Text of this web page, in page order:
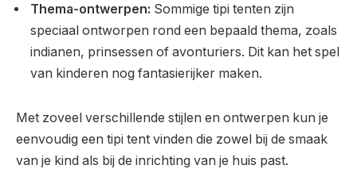
Thema-ontwerpen: Sommige tipi tenten zijn
speciaal ontworpen rond een bepaald thema, zoals
indianen, prinsessen of avonturiers. Dit kan het spel
van kinderen nog fantasierijker maken.
Met zoveel verschillende stijlen en ontwerpen kun je
eenvoudig een tipi tent vinden die zowel bij de smaak
van je kind als bij de inrichting van je huis past.